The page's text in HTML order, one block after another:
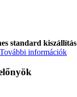
standard kiszállítás
információk